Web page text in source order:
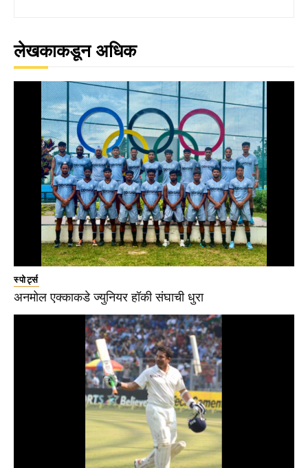
लेखकाकडून अधिक
स्पोर्ट्स
अनमोल एक्काकडे ज्युनियर हॉकी संघाची धुरा